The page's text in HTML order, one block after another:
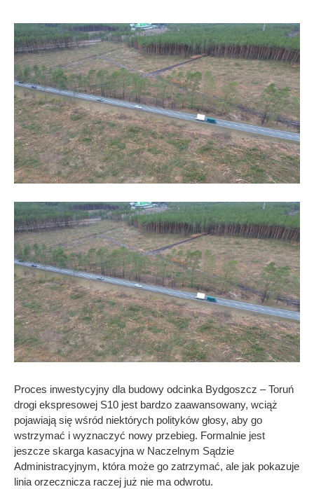
Proces inwestycyjny dla budowy odcinka Bydgoszcz – Toruń
drogi ekspresowej S10 jest bardzo zaawansowany, wciąż
pojawiają się wśród niektórych polityków głosy, aby go
wstrzymać i wyznaczyć nowy przebieg. Formalnie jest
jeszcze skarga kasacyjna w Naczelnym Sądzie
Administracyjnym, która może go zatrzymać, ale jak pokazuje
linia orzecznicza raczej już nie ma odwrotu.